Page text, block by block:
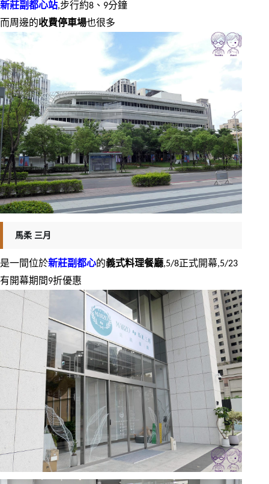
新莊副都心站,步行約8、9分鐘
而周邊的收費停車場也很多
馬柔 三月
是一間位於新莊副都心的義式料理餐廳,5/8正式開幕,5/23
有開幕期間9折優惠